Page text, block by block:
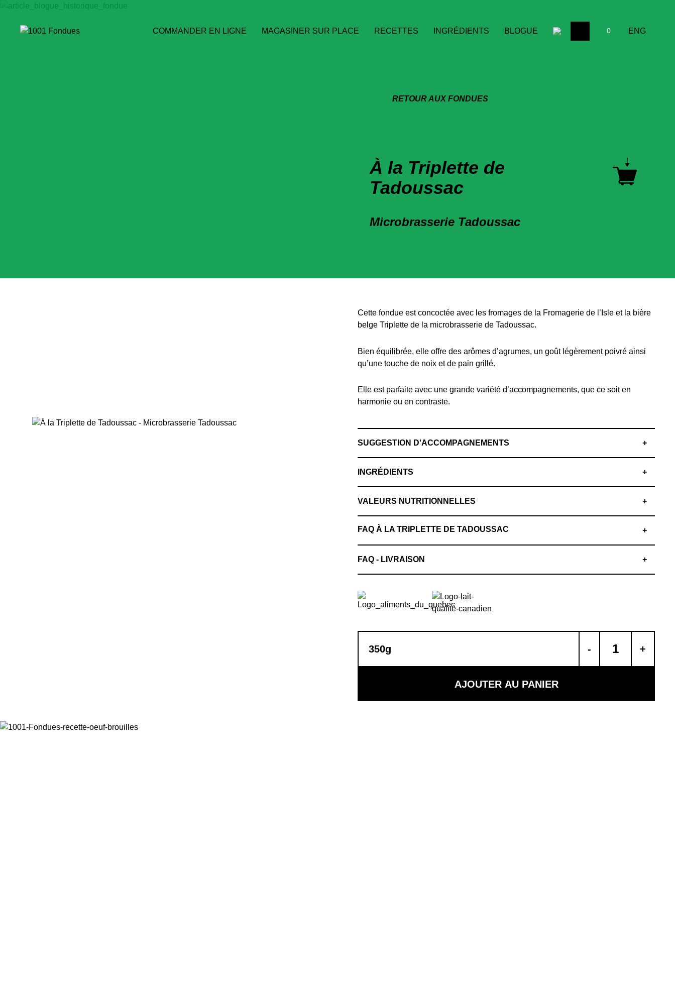
COMMANDER EN LIGNE MAGASINER SUR PLACE RECETTES INGRÉDIENTS BLOGUE 0 ENG
RETOUR AUX FONDUES
À la Triplette de
Tadoussac
Microbrasserie Tadoussac
Cette fondue est concoctée avec les fromages de la Fromagerie de l’Isle et la bière
belge Triplette de la microbrasserie de Tadoussac.
Bien équilibrée, elle offre des arômes d’agrumes, un goût légèrement poivré ainsi
qu’une touche de noix et de pain grillé.
Elle est parfaite avec une grande variété d’accompagnements, que ce soit en
harmonie ou en contraste.
SUGGESTION D'ACCOMPAGNEMENTS +
INGRÉDIENTS +
VALEURS NUTRITIONNELLES +
FAQ À LA TRIPLETTE DE TADOUSSAC +
FAQ - LIVRAISON +
350g - +